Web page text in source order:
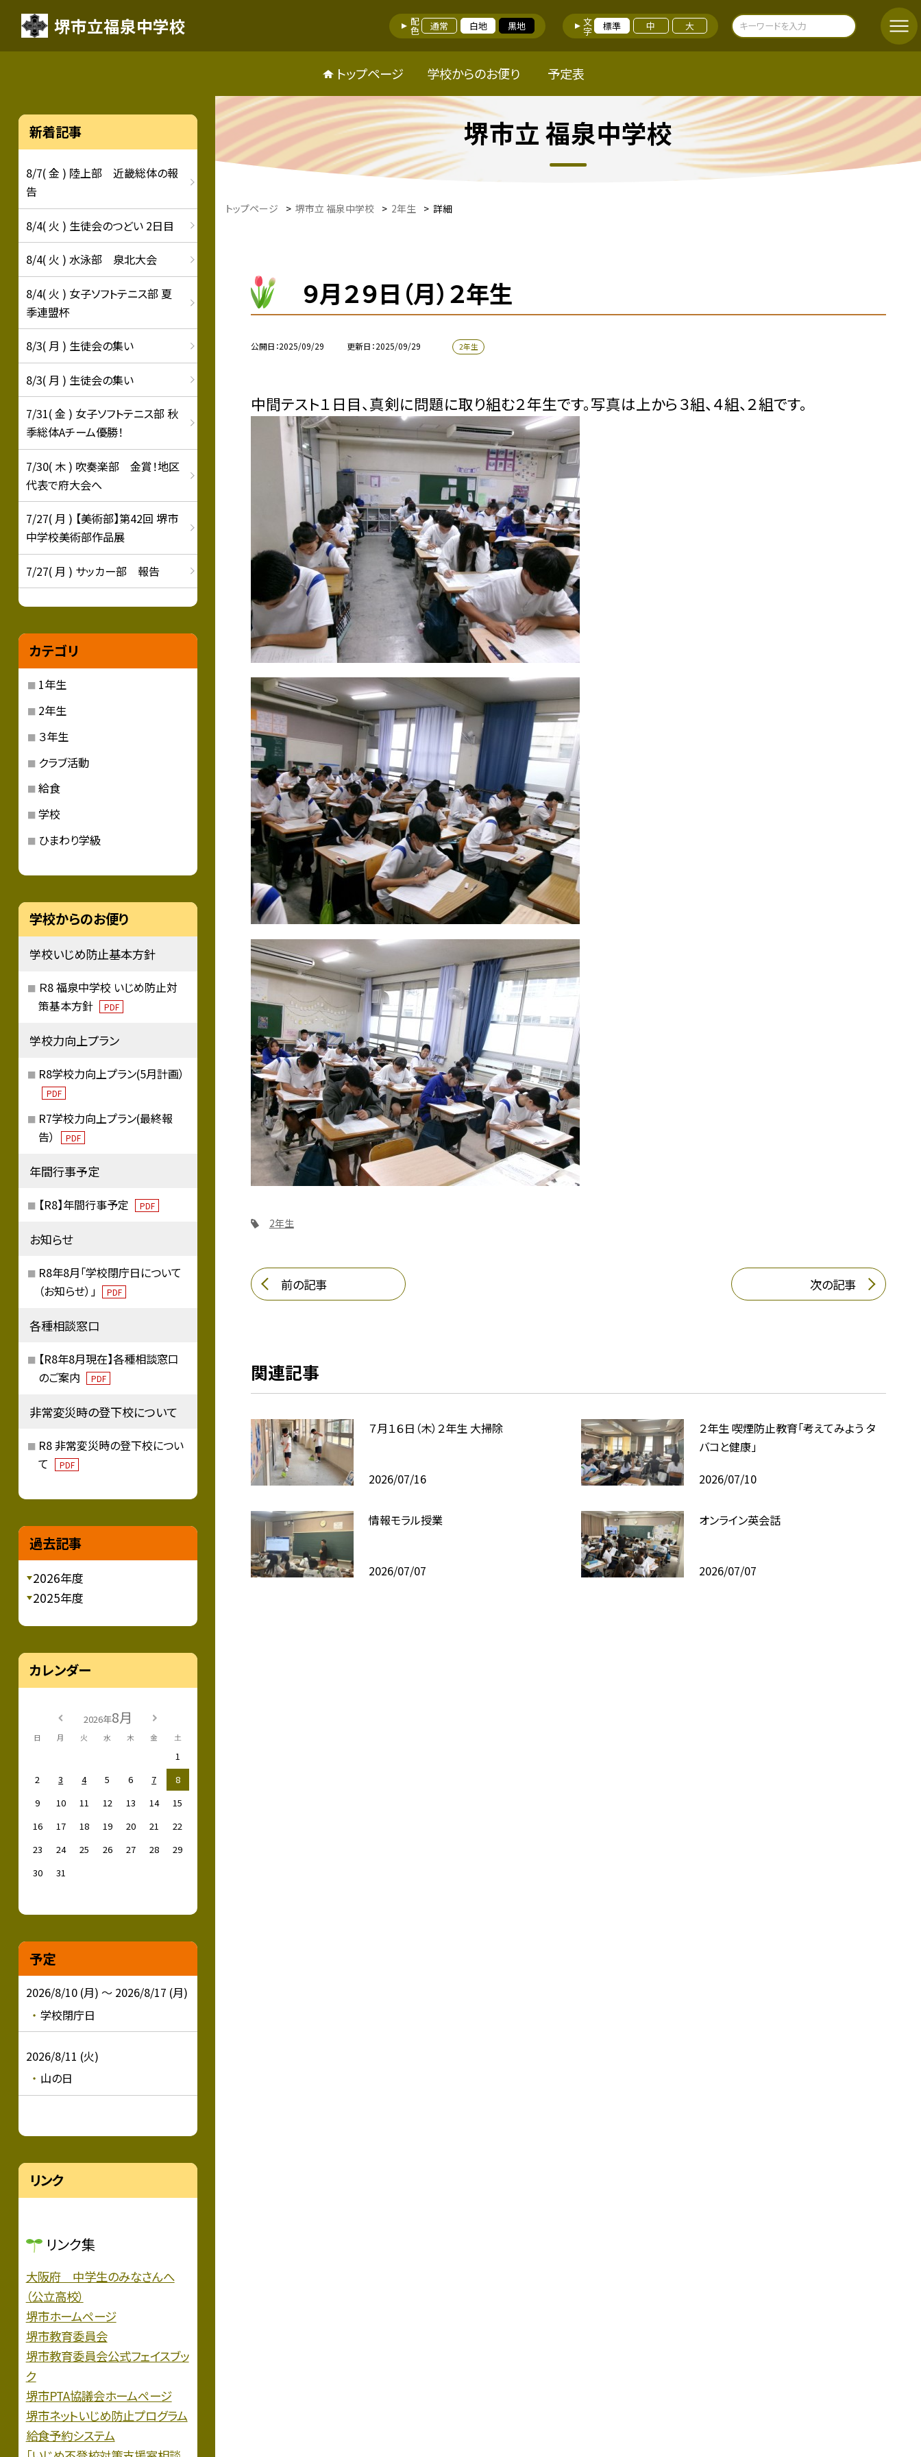
堺市立福泉中学校 配色 通常 白地 黒地 文字 標準 中 大
トップページ 学校からのお便り 予定表
堺市立 福泉中学校
トップページ > 堺市立 福泉中学校 > 2年生 > 詳細
９月２９日（月）２年生
公開日 2025/09/29 更新日 2025/09/29 2年生
中間テスト１日目、真剣に問題に取り組む２年生です。写真は上から３組、４組、２組です。
2年生
前の記事 次の記事
関連記事
７月１６日（木）２年生 大掃除
2026/07/16
２年生 喫煙防止教育「考えてみよう タ
バコと健康」
2026/07/10
情報モラル授業
2026/07/07
オンライン英会話
2026/07/07
新着記事
8/7( 金 ) 陸上部 近畿総体の報
告
8/4( 火 ) 生徒会のつどい 2日目
8/4( 火 ) 水泳部 泉北大会
8/4( 火 ) 女子ソフトテニス部 夏
季連盟杯
8/3( 月 ) 生徒会の集い
8/3( 月 ) 生徒会の集い
7/31( 金 ) 女子ソフトテニス部 秋
季総体Aチーム優勝！
7/30( 木 ) 吹奏楽部 金賞！地区
代表で府大会へ
7/27( 月 ) 【美術部】第42回 堺市
中学校美術部作品展
7/27( 月 ) サッカー部 報告
カテゴリ
1年生
2年生
３年生
クラブ活動
給食
学校
ひまわり学級
学校からのお便り
学校いじめ防止基本方針
Ｒ8 福泉中学校 いじめ防止対
策基本方針
PDF
学校力向上プラン
R8学校力向上プラン(5月計画）
PDF
R7学校力向上プラン(最終報
告）
PDF
年間行事予定
【R8】年間行事予定 PDF
お知らせ
R8年8月「学校閉庁日について
（お知らせ）」
PDF
各種相談窓口
【R8年8月現在】各種相談窓口
のご案内
PDF
非常変災時の登下校について
R8 非常変災時の登下校につい
て
PDF
過去記事
2026年度
2025年度
カレンダー
2026年8月
日 月 火 水 木 金 土
1
2
3 4 5 6 7
8
9
10 11 12 13 14
15
16
17 18 19 20 21
22
23
24 25 26 27 28
29
30
31
予定
2026/8/10 (月) ～ 2026/8/17 (月)
学校閉庁日
2026/8/11 (火)
山の日
リンク
リンク集
大阪府 中学生のみなさんへ
（公立高校）
堺市ホームページ
堺市教育委員会
堺市教育委員会公式フェイスブッ
ク
堺市PTA協議会ホームページ
堺市ネットいじめ防止プログラム
給食予約システム